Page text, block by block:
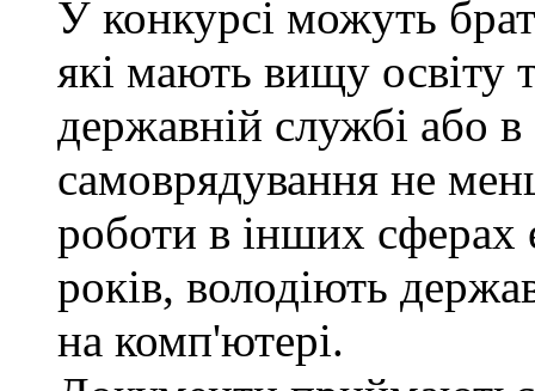
У конкурсі можуть
які мають вищу освіту
державній службі або
самоврядування не
роботи в інших
років, володіють
на комп'ютері.